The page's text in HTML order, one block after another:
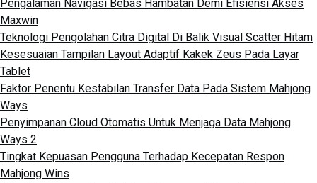
Pengalaman Navigasi Bebas Hambatan Demi Efisiensi Akses
Maxwin
Teknologi Pengolahan Citra Digital Di Balik Visual Scatter Hitam
Kesesuaian Tampilan Layout Adaptif Kakek Zeus Pada Layar
Tablet
Faktor Penentu Kestabilan Transfer Data Pada Sistem Mahjong
Ways
Penyimpanan Cloud Otomatis Untuk Menjaga Data Mahjong
Ways 2
Tingkat Kepuasan Pengguna Terhadap Kecepatan Respon
Mahjong Wins